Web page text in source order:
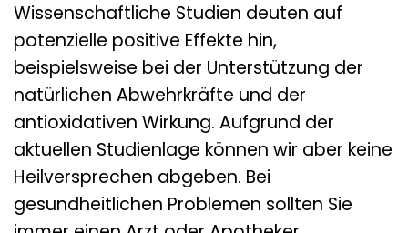
Wissenschaftliche Studien deuten auf
potenzielle positive Effekte hin,
beispielsweise bei der Unterstützung der
natürlichen Abwehrkräfte und der
antioxidativen Wirkung. Aufgrund der
aktuellen Studienlage können wir aber keine
Heilversprechen abgeben. Bei
gesundheitlichen Problemen sollten Sie